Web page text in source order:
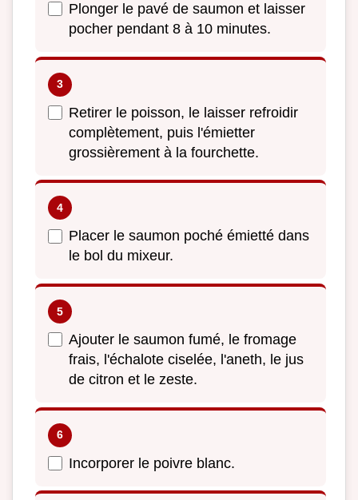
Plonger le pavé de saumon et laisser
pocher pendant 8 à 10 minutes.
Retirer le poisson, le laisser refroidir
complètement, puis l'émietter
grossièrement à la fourchette.
Placer le saumon poché émietté dans
le bol du mixeur.
Ajouter le saumon fumé, le fromage
frais, l'échalote ciselée, l'aneth, le jus
de citron et le zeste.
Incorporer le poivre blanc.